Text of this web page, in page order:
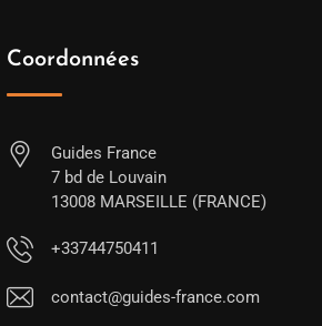
Coordonnées
Guides France
7 bd de Louvain
13008 MARSEILLE (FRANCE)
+33744750411
contact@guides-france.com